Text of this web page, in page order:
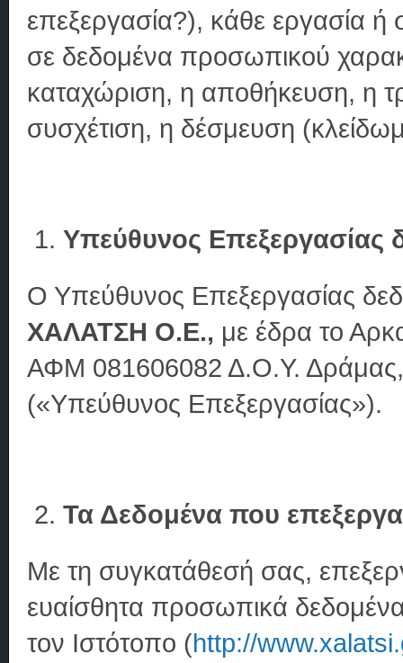
επεξεργασία?), κάθε εργασία ή
σε δεδομένα προσωπικού
καταχώριση, η αποθήκευση, η
συσχέτιση, η δέσμευση
Υπεύθυνος Επεξεργασίας
Ο Υπεύθυνος Επεξεργασίας
ΧΑΛΑΤΣΗ Ο.Ε., με έδρα το
ΑΦΜ 081606082 Δ.Ο.Υ.
(«Υπεύθυνος Επεξεργασίας»).
Τα Δεδομένα που
Με τη συγκατάθεσή σας,
ευαίσθητα προσωπικά
τον Ιστότοπο (http://